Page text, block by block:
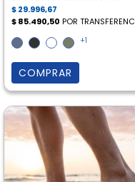
+1
COMPRAR